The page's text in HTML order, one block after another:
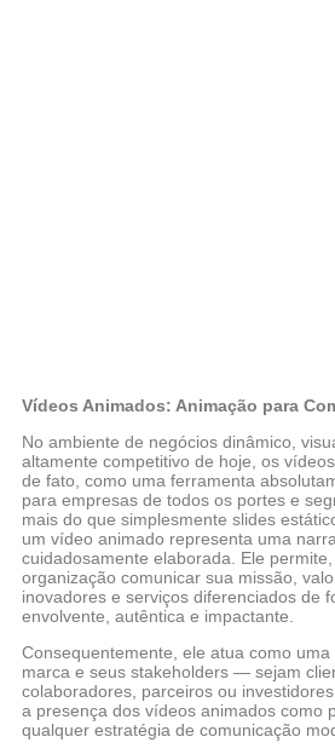
Vídeos Animados: Animação para
No ambiente de negócios dinâmico,
altamente competitivo de hoje, os
de fato, como uma ferramenta
para empresas de todos os portes e
mais do que simplesmente slides
um vídeo animado representa uma
cuidadosamente elaborada. Ele
organização comunicar sua missão,
inovadores e serviços diferenciados de
envolvente, autêntica e impactante.
Consequentemente, ele atua como
marca e seus stakeholders — sejam
colaboradores, parceiros ou
a presença dos vídeos animados como
qualquer estratégia de comunicação